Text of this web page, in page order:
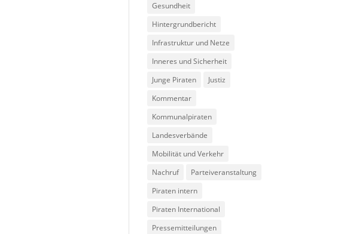
Gesundheit
Hintergrundbericht
Infrastruktur und Netze
Inneres und Sicherheit
Junge Piraten
Justiz
Kommentar
Kommunalpiraten
Landesverbände
Mobilität und Verkehr
Nachruf
Parteiveranstaltung
Piraten intern
Piraten International
Pressemitteilungen